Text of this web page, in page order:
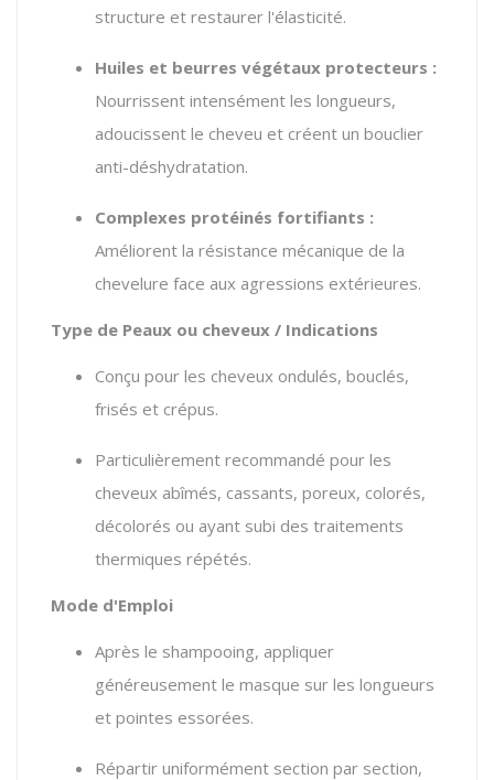
structure et restaurer l'élasticité.
Huiles et beurres végétaux protecteurs :
Nourrissent intensément les longueurs,
adoucissent le cheveu et créent un bouclier
anti-déshydratation.
Complexes protéinés fortifiants :
Améliorent la résistance mécanique de la
chevelure face aux agressions extérieures.
Type de Peaux ou cheveux / Indications
Conçu pour les cheveux ondulés, bouclés,
frisés et crépus.
Particulièrement recommandé pour les
cheveux abîmés, cassants, poreux, colorés,
décolorés ou ayant subi des traitements
thermiques répétés.
Mode d'Emploi
Après le shampooing, appliquer
généreusement le masque sur les longueurs
et pointes essorées.
Répartir uniformément section par section,